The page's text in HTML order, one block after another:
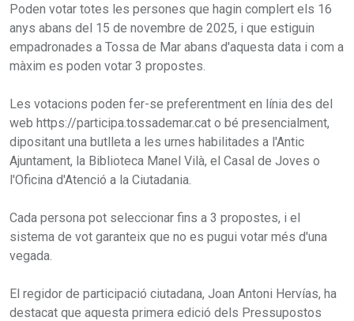
Poden votar totes les persones que hagin complert els 16
anys abans del 15 de novembre de 2025, i que estiguin
empadronades a Tossa de Mar abans d'aquesta data i com a
màxim es poden votar 3 propostes.
Les votacions poden fer-se preferentment en línia des del
web https://participa.tossademar.cat o bé presencialment,
dipositant una butlleta a les urnes habilitades a l'Antic
Ajuntament, la Biblioteca Manel Vilà, el Casal de Joves o
l'Oficina d'Atenció a la Ciutadania.
Cada persona pot seleccionar fins a 3 propostes, i el
sistema de vot garanteix que no es pugui votar més d'una
vegada.
El regidor de participació ciutadana, Joan Antoni Hervías, ha
destacat que aquesta primera edició dels Pressupostos